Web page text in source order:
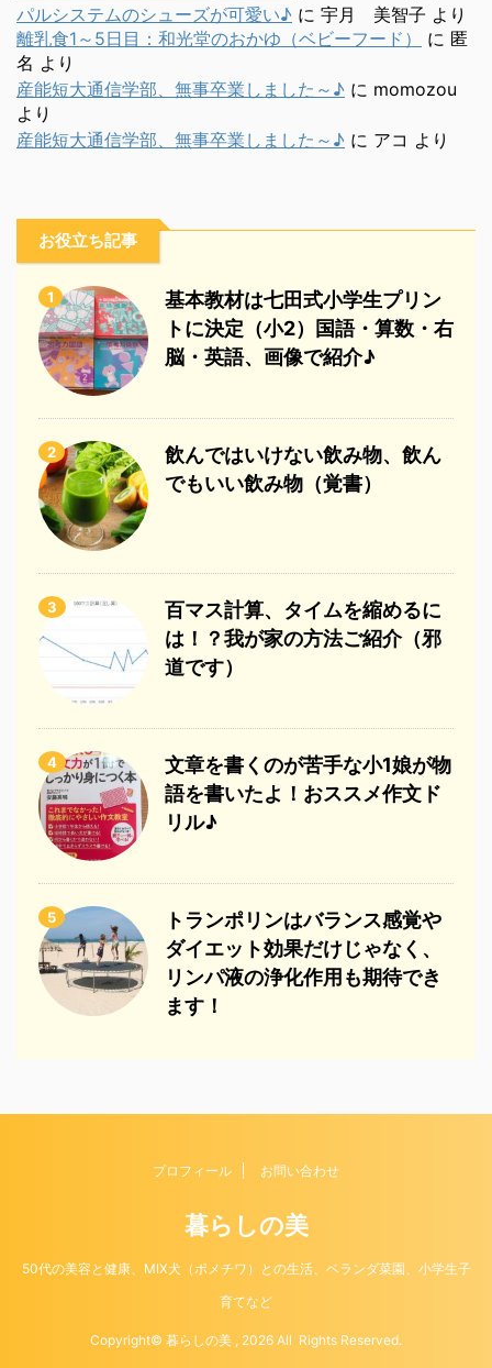
パルシステムのシューズが可愛い♪ に 宇月 美智子 より
離乳食1～5日目：和光堂のおかゆ（ベビーフード）
に 匿
名 より
産能短大通信学部、無事卒業しました～♪ に momozou
より
産能短大通信学部、無事卒業しました～♪ に アコ より
お役立ち記事
1
基本教材は七田式小学生プリン
トに決定（小2）国語・算数・右
脳・英語、画像で紹介♪
2
飲んではいけない飲み物、飲ん
でもいい飲み物（覚書）
3
百マス計算、タイムを縮めるに
は！？我が家の方法ご紹介（邪
道です）
4
文章を書くのが苦手な小1娘が物
語を書いたよ！おススメ作文ド
リル♪
5
トランポリンはバランス感覚や
ダイエット効果だけじゃなく、
リンパ液の浄化作用も期待でき
ます！
プロフィール お問い合わせ
暮らしの美
50代の美容と健康、MIX犬（ポメチワ）との生活、ベランダ菜園、小学生子
育てなど
Copyright© 暮らしの美 , 2026 All Rights Reserved.